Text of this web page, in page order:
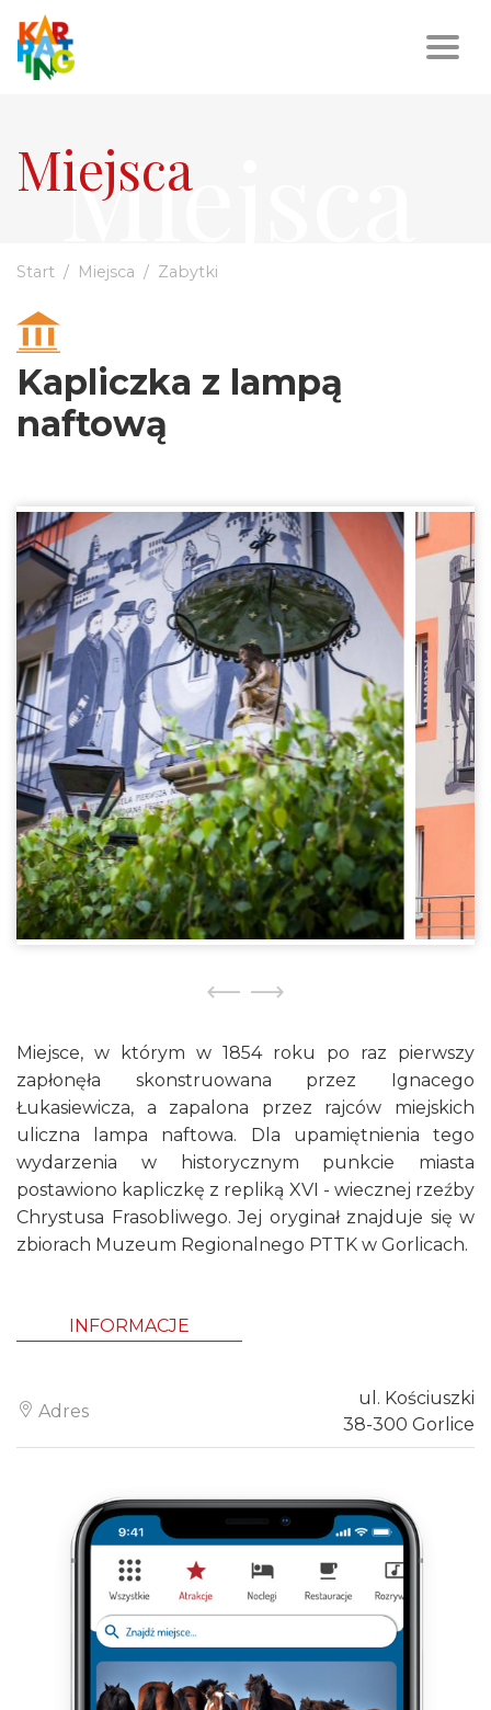
Miejsca
Miejsca
Start Miejsca Zabytki
Kapliczka z lampą
naftową
Miejsce, w którym w 1854 roku po raz pierwszy
zapłonęła skonstruowana przez Ignacego
Łukasiewicza, a zapalona przez rajców miejskich
uliczna lampa naftowa. Dla upamiętnienia tego
wydarzenia w historycznym punkcie miasta
postawiono kapliczkę z repliką XVI - wiecznej rzeźby
Chrystusa Frasobliwego. Jej oryginał znajduje się w
zbiorach Muzeum Regionalnego PTTK w Gorlicach.
INFORMACJE
Adres
ul. Kościuszki
38-300 Gorlice